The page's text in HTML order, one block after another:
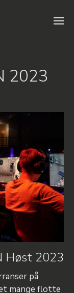
2023
Høst 2023
på
mange flotte